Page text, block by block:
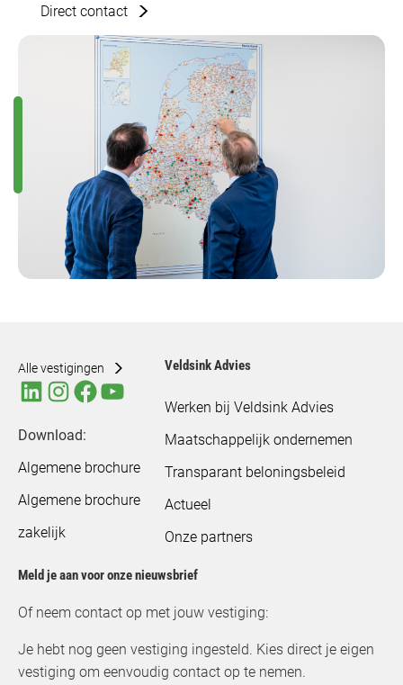
Direct contact
Alle vestigingen
Download:
Algemene brochure
Algemene brochure
zakelijk
Veldsink Advies
Werken bij Veldsink Advies
Maatschappelijk ondernemen
Transparant beloningsbeleid
Actueel
Onze partners
Meld je aan voor onze nieuwsbrief
Of neem contact op met jouw vestiging:
Je hebt nog geen vestiging ingesteld. Kies direct je eigen
vestiging om eenvoudig contact op te nemen.